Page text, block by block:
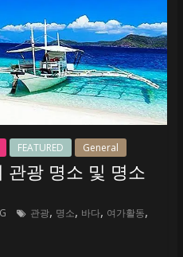
FEATURED General
관광 명소 및 명소
관광, 명소, 바다, 여가활동,